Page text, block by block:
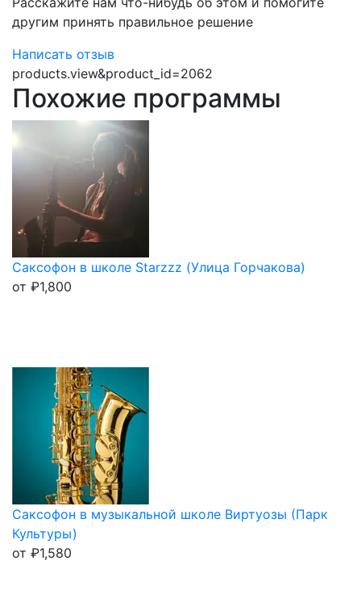
другим принять правильное решение
Написать отзыв
products.view&product_id=2062
Похожие программы
Саксофон в школе Starzzz (Улица Горчакова)
от ₽1,800
Саксофон в музыкальной школе Виртуозы (Парк
Культуры)
от ₽1,580